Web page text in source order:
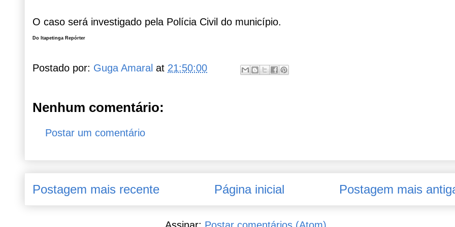
O caso será investigado pela Polícia Civil do município.
Do Itapetinga Repórter
Postado por: Guga Amaral at 21:50:00
Nenhum comentário:
Postar um comentário
Postagem mais recente Postagem mais
Página inicial
Assinar: Postar comentários (Atom)